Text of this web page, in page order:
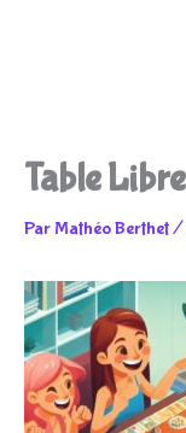
contenu
Table Libre
Par Mathéo Berthet/